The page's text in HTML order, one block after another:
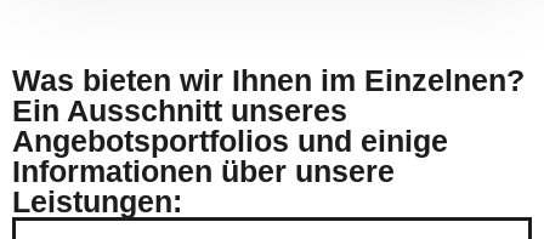
Was bieten wir Ihnen im Einzelnen?
Ein Ausschnitt unseres
Angebotsportfolios und einige
Informationen über unsere
Leistungen: